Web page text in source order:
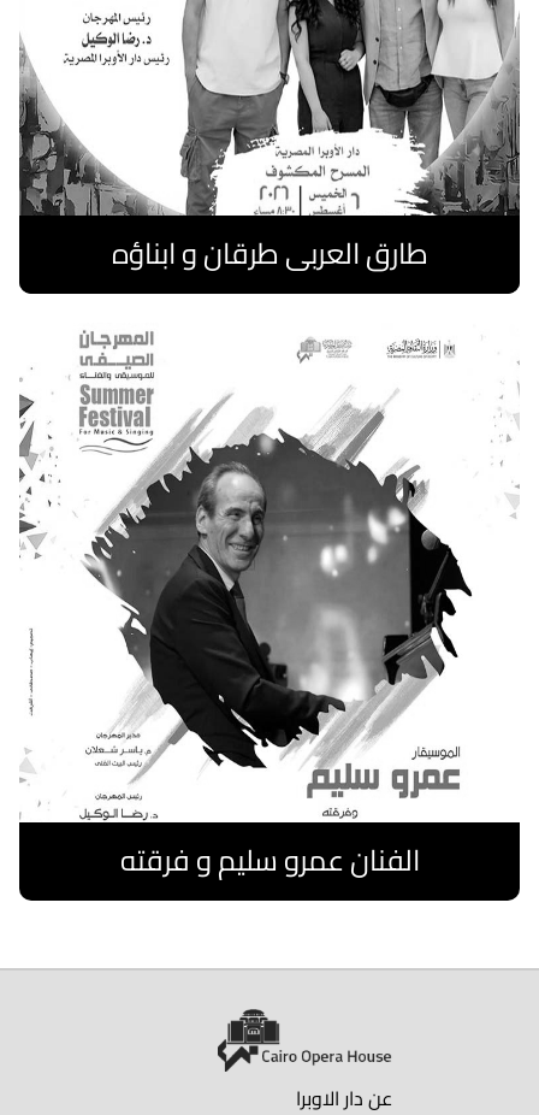
طارق العربى طرقان و ابناؤه
الفنان عمرو سليم و فرقته
عن دار الاوبرا